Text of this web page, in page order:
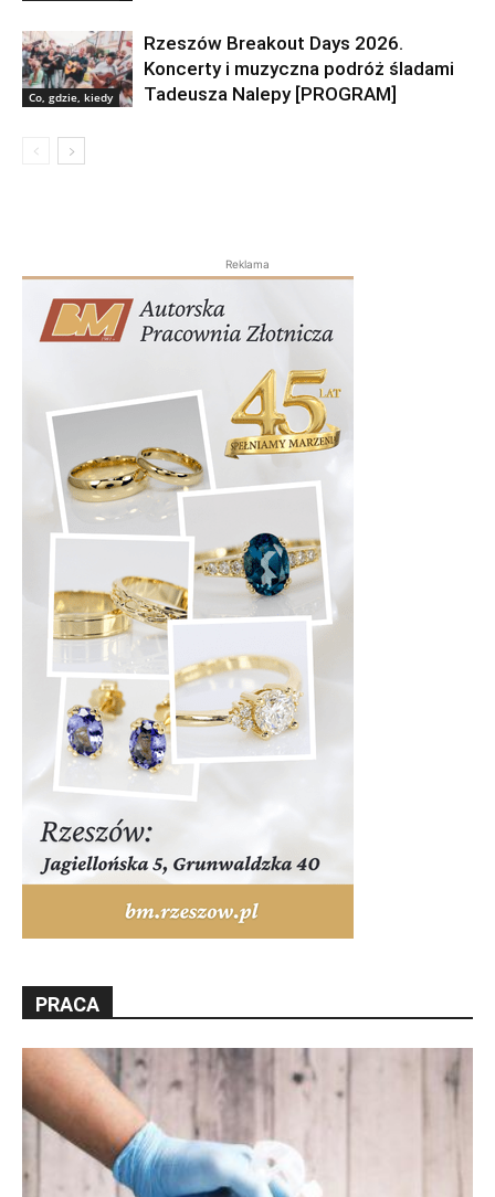
Co, gdzie, kiedy
Rzeszów Breakout Days 2026.
Koncerty i muzyczna podróż śladami
Tadeusza Nalepy [PROGRAM]
Reklama
PRACA